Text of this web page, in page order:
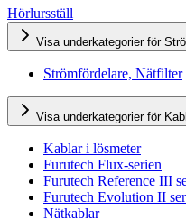
Hörlursställ
Visa underkategorier för
Strömfördelare, Nätfilter
Visa underkategorier för
Kablar i lösmeter
Furutech Flux-serien
Furutech Reference III
Furutech Evolution II
Nätkablar